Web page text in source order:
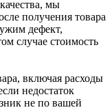
мы
получения товара
дефект,
случае стоимость
включая расходы
недостаток
не по вашей